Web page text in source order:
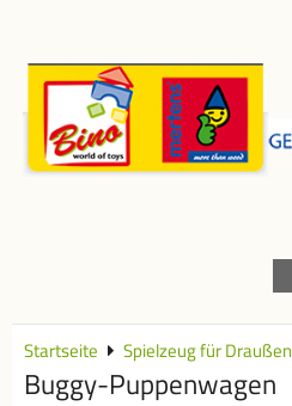
Startseite Spielzeug für Draußen
Buggy-Puppenwagen